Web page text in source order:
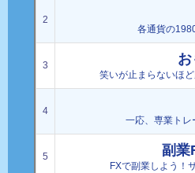
2
各通貨の
3
笑いが止まらないほ
4
一応、専業トレ
5 副業
FXで副業しよう！